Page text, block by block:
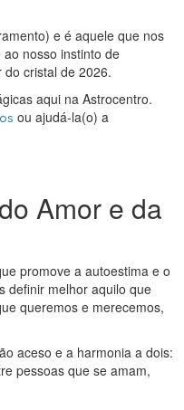
e é aquele que nos
nosso instinto de
cristal de 2026.
aqui na Astrocentro.
ou ajudá-la(o) a
Amor e da
promove a autoestima e o
definir melhor aquilo que
queremos e merecemos,
aceso e a harmonia a dois:
pessoas que se amam,